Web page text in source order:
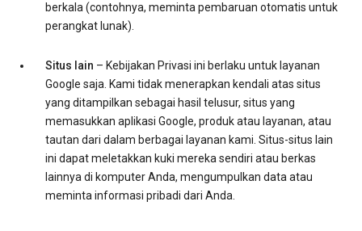
berkala (contohnya, meminta pembaruan otomatis untuk
perangkat lunak).
Situs lain – Kebijakan Privasi ini berlaku untuk layanan
Google saja. Kami tidak menerapkan kendali atas situs
yang ditampilkan sebagai hasil telusur, situs yang
memasukkan aplikasi Google, produk atau layanan, atau
tautan dari dalam berbagai layanan kami. Situs-situs lain
ini dapat meletakkan kuki mereka sendiri atau berkas
lainnya di komputer Anda, mengumpulkan data atau
meminta informasi pribadi dari Anda.